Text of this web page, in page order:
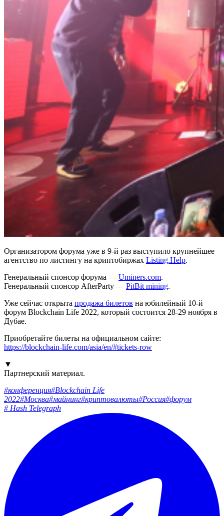
Организатором форума уже в 9-й раз выступило крупнейшее
агентство по листингу на криптобиржах Listing.Help.
Генеральный спонсор форума — Uminers.com.
Генеральный спонсор AfterParty — PitBit mining.
Уже сейчас открыта продажа билетов на юбилейный 10-й
форум Blockchain Life 2022, который состоится 28-29 ноября в
Дубае.
Приобретайте билеты на официальном сайте:
https://blockchain-life.com/asia/en/#tickets-row
▼
Партнерский материал.
#конференция#Blockchain Life
2022#Москва#майнинг#криптовалюты#Россия#форум
#Hash Telegraph